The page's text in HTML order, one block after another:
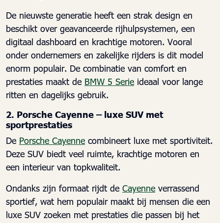
De nieuwste generatie heeft een strak design en
beschikt over geavanceerde rijhulpsystemen, een
digitaal dashboard en krachtige motoren. Vooral
onder ondernemers en zakelijke rijders is dit model
enorm populair. De combinatie van comfort en
prestaties maakt de BMW 5 Serie ideaal voor lange
ritten en dagelijks gebruik.
2. Porsche Cayenne – luxe SUV met
sportprestaties
De Porsche Cayenne combineert luxe met sportiviteit.
Deze SUV biedt veel ruimte, krachtige motoren en
een interieur van topkwaliteit.
Ondanks zijn formaat rijdt de Cayenne verrassend
sportief, wat hem populair maakt bij mensen die een
luxe SUV zoeken met prestaties die passen bij het